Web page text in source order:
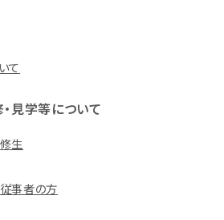
て
見学等について
生
事者の方